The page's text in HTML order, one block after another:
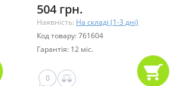
504 грн.
Наявність: На складі (1-3 дні)
Код товару: 761604
Гарантія: 12 міс.
0